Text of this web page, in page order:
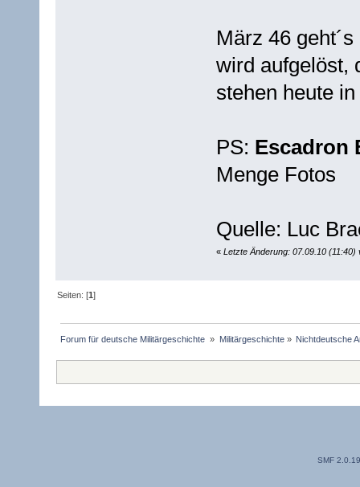
März 46
wird aufgelöst,
stehen heute
PS: Escadron
Menge Fotos
Quelle: Luc
« Letzte Änderung: 07.09.10 (11:40)
Seiten: [1]
Forum für deutsche Militärgeschichte » Militärgeschichte» Nichtdeutsche
SMF 2.0.19